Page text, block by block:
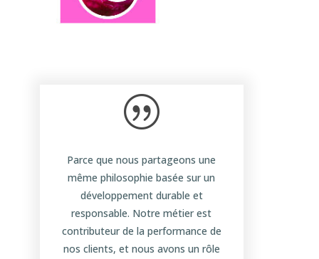
|
Parce que nous partageons une
même philosophie basée sur un
développement durable et
responsable. Notre métier est
contributeur de la performance de
nos clients, et nous avons un rôle